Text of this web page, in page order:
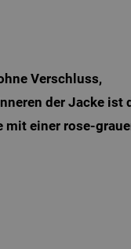
Verschluss,
der Jacke ist
einer rose-